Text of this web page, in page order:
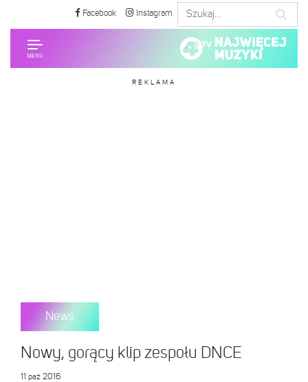
Facebook Instagram
REKLAMA
News
Nowy, gorący klip zespołu DNCE
11 paź 2016